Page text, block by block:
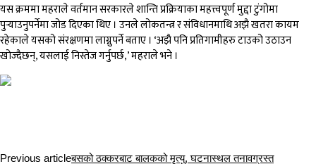
यस क्रममा महराले वर्तमान सरकारले शान्ति प्रक्रियाका महत्त्वपूर्ण मुद्दा टुंगोमा
पुर्‍याउनुपर्नेमा जोड दिएका थिए । उनले लोकतन्त्र र संविधानमाथि अझै खतरा कायम
रहेकाले यसको संरक्षणमा लाग्नुपर्ने बताए । ‘अझै पनि प्रतिगामीहरु टाउको उठाउन
खोज्दैछन्, यसलाई निस्तेज गर्नुपर्छ,’ महराले भने ।
Previous articleबसको ठक्करबाट बालकको मृत्यु, घटनास्थल तनावग्रस्त